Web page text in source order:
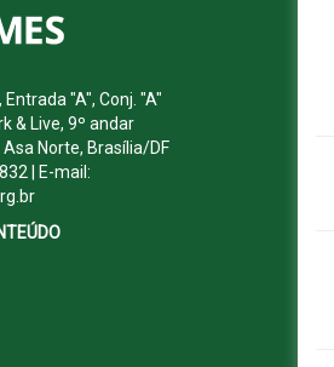
Entrada "A", Conj. "A"
& Live, 9º andar
Norte, Brasília/DF
| E-mail: